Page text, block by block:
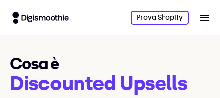
Prova Shopify
Cosa è
Discounted Upsells